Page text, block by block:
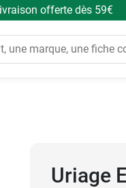
offerte dès 59€
Uriage